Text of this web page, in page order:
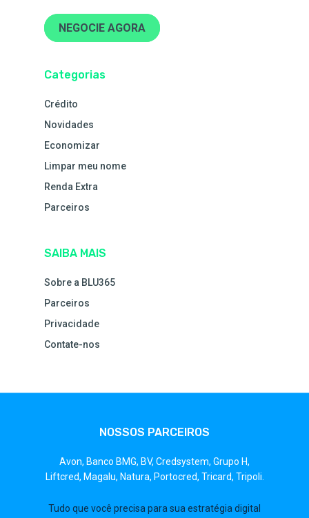
NEGOCIE AGORA
Categorias
Crédito
Novidades
Economizar
Limpar meu nome
Renda Extra
Parceiros
SAIBA MAIS
Sobre a BLU365
Parceiros
Privacidade
Contate-nos
NOSSOS PARCEIROS
Avon, Banco BMG, BV, Credsystem, Grupo H,
Liftcred, Magalu, Natura, Portocred, Tricard, Tripoli.
Tudo que você precisa para sua estratégia digital